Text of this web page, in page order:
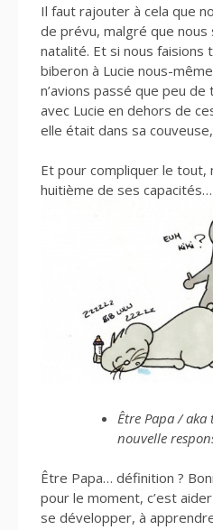
Il faut rajouter à cela que
de prévu, malgré que
natalité. Et si nous faisions
biberon à Lucie nous-
n’avions passé que peu
avec Lucie en dehors de
elle était dans sa
Et pour compliquer le tout,
huitième de ses capacités…
Être Papa /
nouvelle
Être Papa… définition ?
pour le moment, c’est
se développer, à